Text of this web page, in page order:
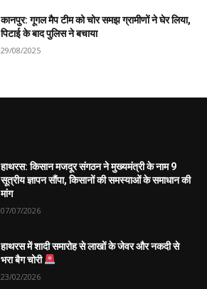
कानपुर: गूगल मैप टीम को चोर समझ ग्रामीणों ने घेर लिया,
पिटाई के बाद पुलिस ने बचाया
29/08/2025
हाथरस: किसान मजदूर संगठन ने मुख्यमंत्री के नाम 9
सूत्रीय ज्ञापन सौंपा, किसानों की समस्याओं के समाधान की
मांग
07/07/2026
हाथरस में शादी समारोह से लाखों के जेवर और नकदी से
भरा बैग चोरी
23/02/2026